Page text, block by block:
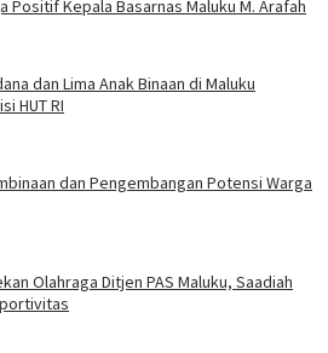
Positif Kepala Basarnas Maluku M. Arafah
dan Lima Anak Binaan di Maluku
HUT RI
dan Pengembangan Potensi Warga
Olahraga Ditjen PAS Maluku, Saadiah